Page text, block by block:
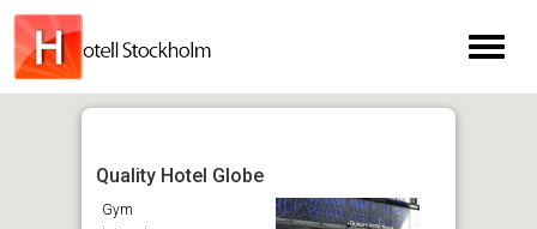
Toggle
Quality Hotel Globe
Gym